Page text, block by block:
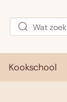
Kookschool